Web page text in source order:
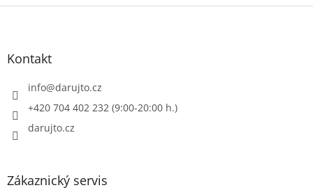
Z
Kontakt
info@darujto.cz
+420 704 402 232 (9:00-20:00 h.)
darujto.cz
Zákaznický servis